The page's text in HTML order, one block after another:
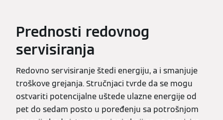
Prednosti redovnog
servisiranja
Redovno servisiranje štedi energiju, a i smanjuje
troškove grejanja. Stručnjaci tvrde da se mogu
ostvariti potencijalne uštede ulazne energije od
pet do sedam posto u poređenju sa potrošnjom